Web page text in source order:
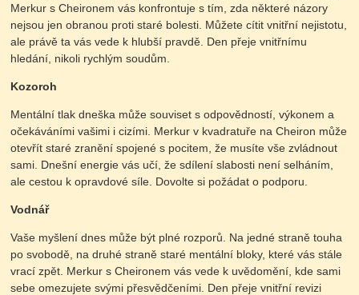
Merkur s Cheironem vás konfrontuje s tím, zda některé názory
nejsou jen obranou proti staré bolesti. Můžete cítit vnitřní nejistotu,
ale právě ta vás vede k hlubší pravdě. Den přeje vnitřnímu
hledání, nikoli rychlým soudům.
Kozoroh
Mentální tlak dneška může souviset s odpovědností, výkonem a
očekáváními vašimi i cizími. Merkur v kvadratuře na Cheiron může
otevřít staré zranění spojené s pocitem, že musíte vše zvládnout
sami. Dnešní energie vás učí, že sdílení slabosti není selháním,
ale cestou k opravdové síle. Dovolte si požádat o podporu.
Vodnář
Vaše myšlení dnes může být plné rozporů. Na jedné straně touha
po svobodě, na druhé straně staré mentální bloky, které vás stále
vrací zpět. Merkur s Cheironem vás vede k uvědomění, kde sami
sebe omezujete svými přesvědčeními. Den přeje vnitřní revizi